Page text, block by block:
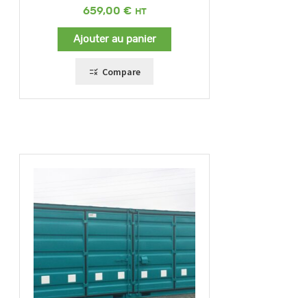
659,00 €
Ajouter au panier
Compare